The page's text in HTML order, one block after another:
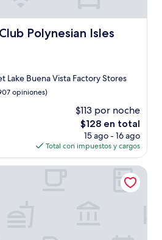
Polynesian Isles
Isles Kissimmee
Lake Buena Vista Factory Stores
opiniones)
$113 por noche
El
precio
actual
es
de
$128 en total
15 ago - 16 ago
Total con impuestos y cargos
Villas, Lake Buena Vista/Orlando